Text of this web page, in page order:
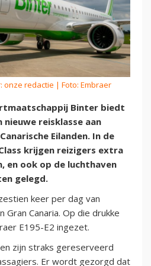
onze redactie | Foto: Embraer
Binter biedt
reisklasse aan
Eilanden. In de
krijgen reizigers extra
en ook op de luchthaven
gelegd.
keer per dag van
Gran Canaria. Op die drukke
E195-E2 ingezet.
zijn straks gereserveerd
Er wordt gezorgd dat